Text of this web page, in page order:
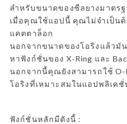
สำหรับขนาดของซีลยางมาตร
เมื่อคุณใช้แอปนี้ คุณไม่จำเป็นต้
แคตตาล็อก
นอกจากขนาดของโอริงแล้วมั
หาฟังก์ชั่นของ X-Ring และ
นอกจากนี้คุณยังสามารถใช้ O-
โอริงที่เหมาะสมในแอปพลิเค
ฟังก์ชั่นหลักมีดังนี้ :